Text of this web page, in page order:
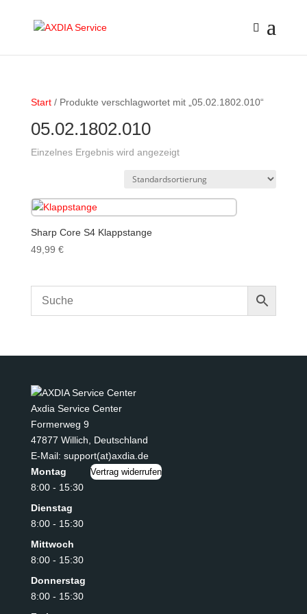
Start/ Produkte verschlagwortet mit „05.02.1802.010“
05.02.1802.010
Einzelnes Ergebnis wird angezeigt
Sharp Core S4 Klappstange
49,99 €
Axdia Service Center
Formerweg 9
47877 Willich, Deutschland
E-Mail: support(at)axdia.de
Montag
8:00 - 15:30
Dienstag
8:00 - 15:30
Mittwoch
8:00 - 15:30
Donnerstag
8:00 - 15:30
Vertrag widerrufen